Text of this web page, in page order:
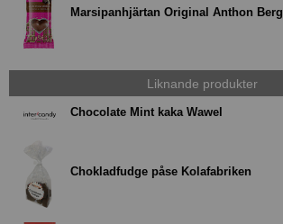
Marsipanhjärtan Original Anthon Berg
Liknande produkter
Chocolate Mint kaka Wawel
Chokladfudge påse Kolafabriken